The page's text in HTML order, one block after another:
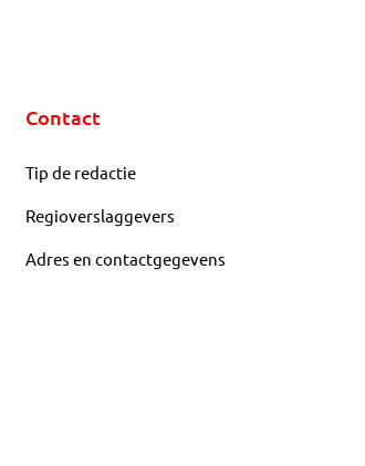
Contact
Tip de redactie
Regioverslaggevers
Adres en contactgegevens